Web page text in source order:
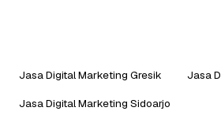
Jasa Digital Marketing Gresik
Jasa
Jasa Digital Marketing Sidoarjo